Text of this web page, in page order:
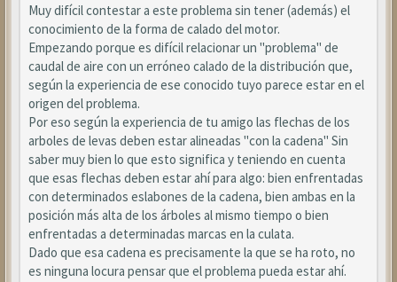
Muy difícil contestar a este problema sin tener (además) el
conocimiento de la forma de calado del motor.
Empezando porque es difícil relacionar un "problema" de
caudal de aire con un erróneo calado de la distribución que,
según la experiencia de ese conocido tuyo parece estar en el
origen del problema.
Por eso según la experiencia de tu amigo las flechas de los
arboles de levas deben estar alineadas "con la cadena" Sin
saber muy bien lo que esto significa y teniendo en cuenta
que esas flechas deben estar ahí para algo: bien enfrentadas
con determinados eslabones de la cadena, bien ambas en la
posición más alta de los árboles al mismo tiempo o bien
enfrentadas a determinadas marcas en la culata.
Dado que esa cadena es precisamente la que se ha roto, no
es ninguna locura pensar que el problema pueda estar ahí.